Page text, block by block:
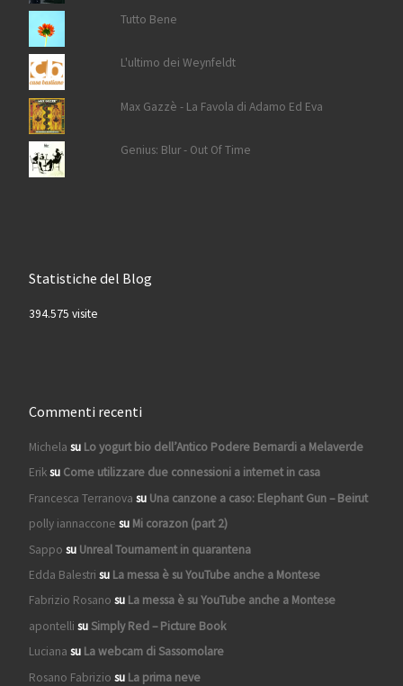
Tutto Bene
L'ultimo dei Weynfeldt
Max Gazzè - La Favola di Adamo Ed Eva
Genius: Blur - Out Of Time
Statistiche del Blog
394.575 visite
Commenti recenti
Michela su Lo yogurt bio dell’Antico Podere Bernardi a Melaverde
Eriksu Come utilizzare due connessioni a internet in casa
Francesca Terranova su Una canzone a caso: Elephant Gun – Beirut
polly iannaccone su Mi corazon (part 2)
Sappo su Unreal Tournament in quarantena
Edda Balestri su La messa è su YouTube anche a Montese
Fabrizio Rosano su La messa è su YouTube anche a Montese
apontelli suSimply Red – Picture Book
Luciana su La webcam di Sassomolare
Rosano Fabrizio su La prima neve